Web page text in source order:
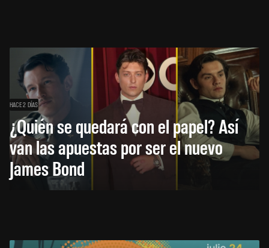
HACE 2 DÍAS
¿Quién se quedará con el papel? Así
van las apuestas por ser el nuevo
James Bond